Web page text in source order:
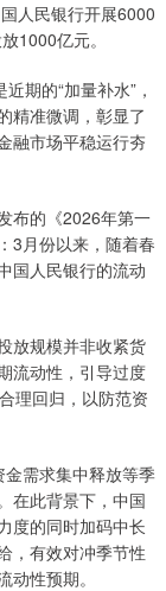
人民银行开展6000
1000亿元。
期的“加量补水”，
精准微调，彰显了
融市场平稳运行夯
布的《2026年第一
3月份以来，随着春
国人民银行的流动
规模并非收紧货
流动性，引导过度
理回归，以防范资
需求集中释放等季
在此背景下，中国
度的同时加码中长
，有效对冲季节性
性预期。